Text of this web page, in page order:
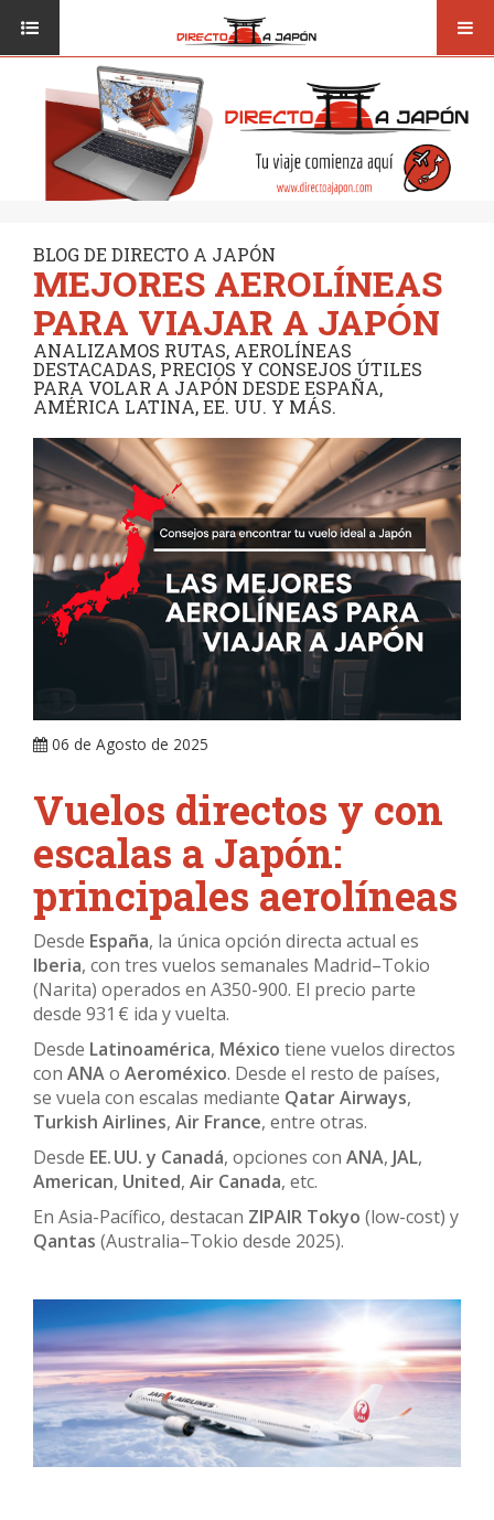
CONSEJOS
DESTINOS
RESTAURANTES
SEGUROS
ISI JAPANESE LANGUAGE SCHOOL
BLOG DE DIRECTO A JAPÓN
MEJORES AEROLÍNEAS
PARA VIAJAR A JAPÓN
ANALIZAMOS RUTAS, AEROLÍNEAS
DESTACADAS, PRECIOS Y CONSEJOS ÚTILES
PARA VOLAR A JAPÓN DESDE ESPAÑA,
AMÉRICA LATINA, EE. UU. Y MÁS.
06 de Agosto de 2025
Vuelos directos y con
escalas a Japón:
principales aerolíneas
Desde España, la única opción directa actual es
Iberia, con tres vuelos semanales Madrid–Tokio
(Narita) operados en A350-900. El precio parte
desde 931 € ida y vuelta.
Desde Latinoamérica, México tiene vuelos directos
con ANAo Aeroméxico. Desde el resto de países,
se vuela con escalas mediante Qatar Airways,
Turkish Airlines, Air France, entre otras.
Desde EE. UU. y Canadá, opciones con ANA, JAL,
American, United, Air Canada, etc.
En Asia-Pacífico, destacan ZIPAIR Tokyo (low-cost) y
Qantas (Australia–Tokio desde 2025).
VIAJAR A JAPÓN
VUELOS
TRANSPORTE
DESTINOS
RUTAS / MAPAS
CULTURA
RESTAURANTES
SEGUROS
ARRAY